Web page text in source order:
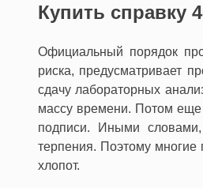
Купить справку
Официальный порядок
риска, предусматривает
сдачу лабораторных
массу времени. Потом еще
подписи. Иными
терпения. Поэтому многие
хлопот.